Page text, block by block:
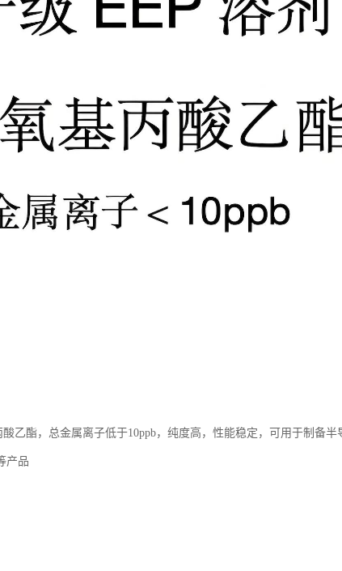
乙酯，总金属离子低于10ppb，纯度高，性能稳定，可用于制备半
产品